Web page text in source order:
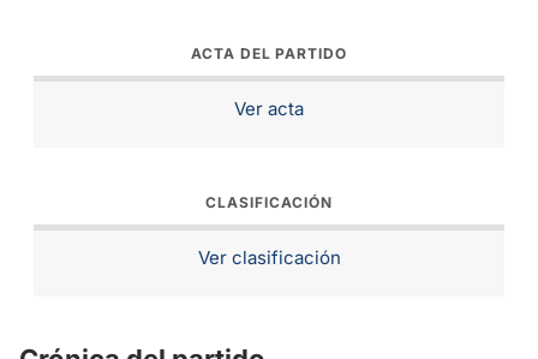
ACTA DEL PARTIDO
Ver acta
CLASIFICACIÓN
Ver clasificación